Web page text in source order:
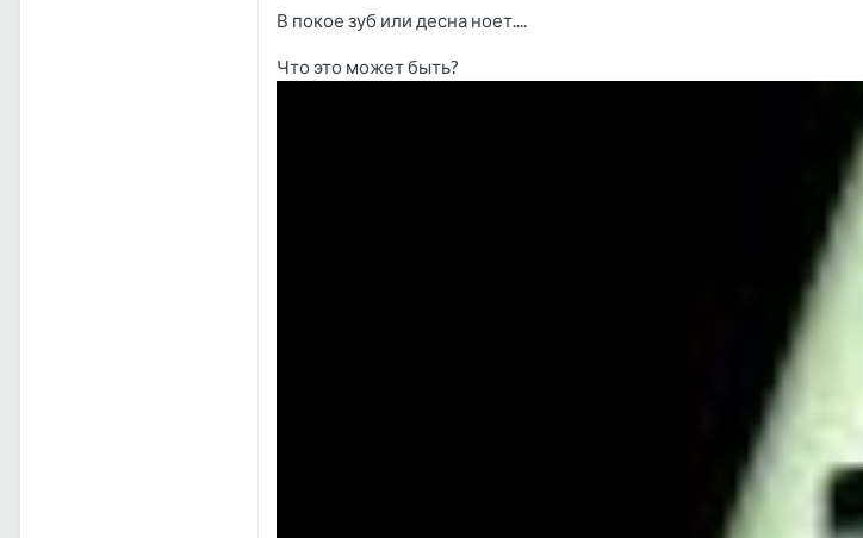
В покое зуб или десна ноет....
Что это может быть?